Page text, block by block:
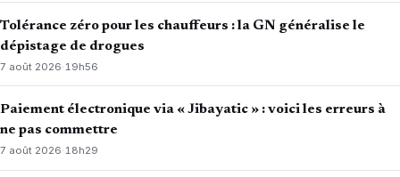
Tolérance zéro pour les chauffeurs : la GN généralise le
dépistage de drogues
7 août 2026· 19h56
Paiement électronique via « Jibayatic » : voici les erreurs à
ne pas commettre
7 août 2026·18h29